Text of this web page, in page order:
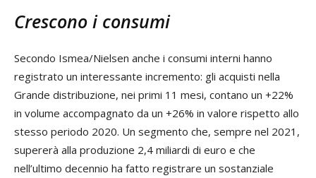
Crescono i consumi
Secondo Ismea/Nielsen anche i consumi interni hanno
registrato un interessante incremento: gli acquisti nella
Grande distribuzione, nei primi 11 mesi, contano un +22%
in volume accompagnato da un +26% in valore rispetto allo
stesso periodo 2020. Un segmento che, sempre nel 2021,
supererà alla produzione 2,4 miliardi di euro e che
nell’ultimo decennio ha fatto registrare un sostanziale